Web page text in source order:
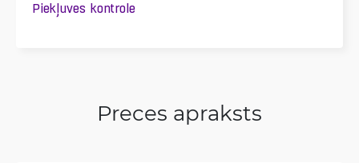
Piekļuves kontrole
Preces apraksts